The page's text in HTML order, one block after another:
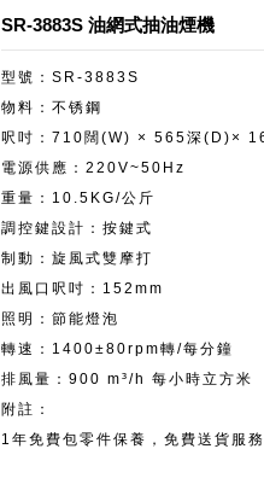
SR-3883S 油網式抽油煙機
型號：SR-3883S
物料：不锈鋼
呎吋：710闊(W) × 565深(D)×
電源供應：220V~50Hz
重量：10.5KG/公斤
調控鍵設計：按鍵式
制動：旋風式雙摩打
出風口呎吋：152mm
照明：節能燈泡
轉速：1400±80rpm轉/每分鐘
排風量：900 m³/h 每小時立方米
附註：
1年免費包零件保養，免費送貨服